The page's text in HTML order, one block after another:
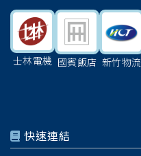
士林電機 國賓飯店 新竹物流
快速連結